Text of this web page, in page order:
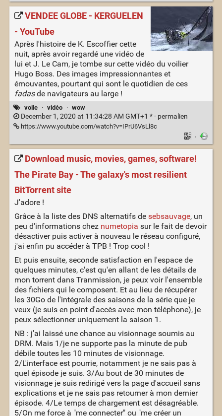
VENDEE GLOBE - KERGUELEN
- YouTube
Après l'histoire de K. Escoffier cette
nuit, après avoir regardé une vidéo de
lui et J. Le Cam, je tombe sur cette vidéo du voilier
Hugo Boss. Des images impressionnantes et
émouvantes, pourtant qui sont le quotidien de ces
fadasde navigateurs au large !
voile · vidéo · wow
December 1, 2020 at 11:34:28 AM GMT+1 * · permalien
https://www.youtube.com/watch?v=IPrU6VsLl8c
·
Download music, movies, games, software!
The Pirate Bay - The galaxy's most resilient
BitTorrent site
J'adore !
Grâce à la liste des DNS alternatifs de sebsauvage, un
peu d'informations chez numetopia sur le fait de devoir
désactiver puis activer à nouveau le réseau configuré,
j'ai enfin pu accéder à TPB ! Trop cool !
Et puis ensuite, seconde satisfaction en l'espace de
quelques minutes, c'est qu'en allant de les détails de
mon torrent dans Tranmission, je peux voir l'ensemble
des fichiers qui le composent. Et au lieu de récupérer
les 30Go de l'intégrale des saisons de la série que je
veux (je suis en point d'accès avec mon téléphone), je
peux sélectionner uniquement la saison 1.
NB : j'ai laissé une chance au visionnage soumis au
DRM. Mais 1/je ne supporte pas la minute de pub
débile toutes les 10 minutes de visionnage.
2/L'interface est pourrie, notamment je ne sais pas à
quel épisode je suis. 3/Au bout de 30 minutes de
visionnage je suis redirigé vers la page d'accueil sans
explications et je ne sais pas retourner à mon dernier
épisode. 4/Le temps de chargement est désagréable.
5/On me force à "me connecter" ou "me créer un